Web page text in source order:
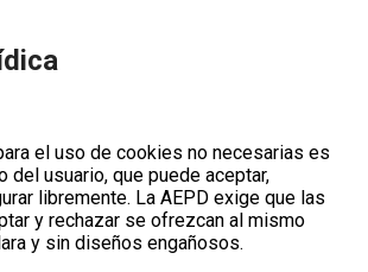
el uso de cookies no necesarias es
del usuario, que puede aceptar,
libremente. La AEPD exige que las
y rechazar se ofrezcan al mismo
y sin diseños engañosos.